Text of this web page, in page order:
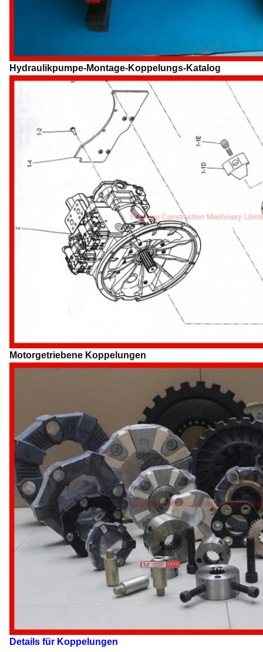
Hydraulikpumpe-Montage-Koppelungs-Katalog
Motorgetriebene Koppelungen
Details für Koppelungen